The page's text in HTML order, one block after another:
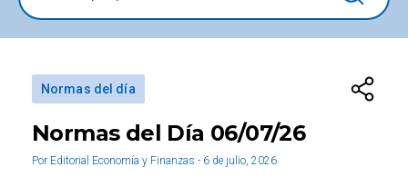
Normas del día
Normas del Día 06/07/26
Por Editorial Economía y Finanzas - 6 de julio, 2026